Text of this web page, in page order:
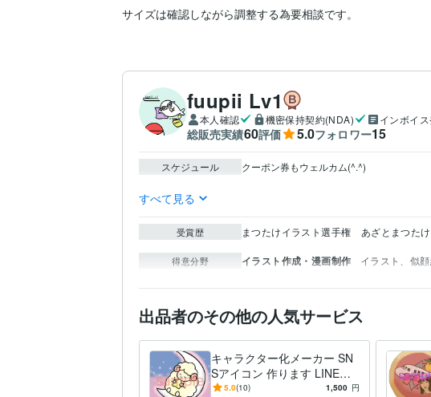
fuupii Lv1
本人確認 機密保持契約(NDA) インボイ
総販売実績60評価 5.0フォロワー15
スケジュール クーポン券もウェルカム(^.^)
すべて見る
受賞歴 まつたけイラスト選手権　あざとまつた
得意分野 イラスト作成・漫画制作 イラスト、似
出品者のその他の人気サービス
キャラクター化メーカー SN
Sアイコン 作ります LINEやS
NSのアイコンやスマホの壁
5.0(10) 1,500 円